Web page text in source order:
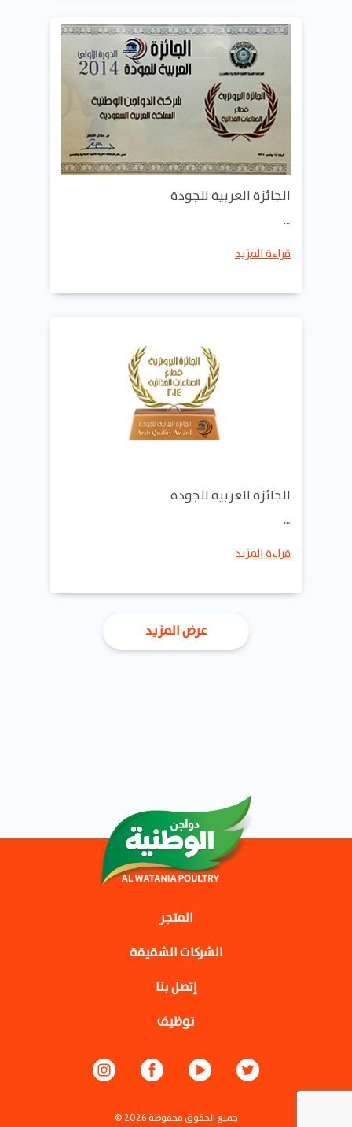
الجائزة العربية للجودة
…
قراءة المزيد
الجائزة العربية للجودة
…
قراءة المزيد
عرض المزيد
المتجر
الشركات الشقيقة
إتصل بنا
توظيف
© جميع الحقوق محفوظة 2026